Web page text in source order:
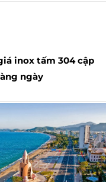
inox tấm 304 cập
ngày